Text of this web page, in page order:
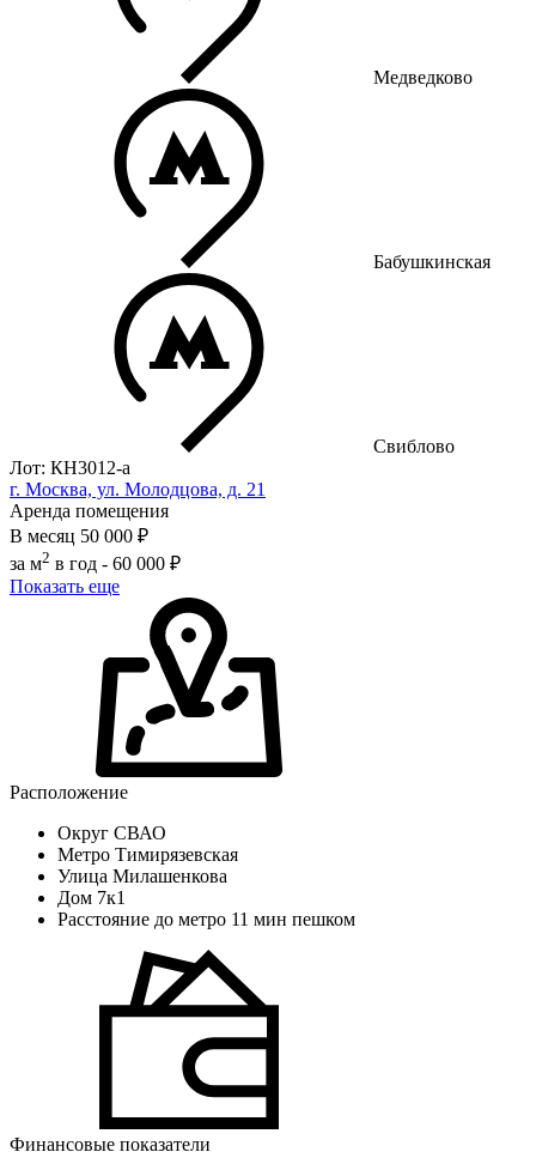
Медведково
Бабушкинская
Свиблово
Лот: КН3012-a
г. Москва, ул. Молодцова, д. 21
Аренда помещения
В месяц 50 000 ₽
за м2 в год - 60 000 ₽
Показать еще
Расположение
Округ СВАО
Метро Тимирязевская
Улица Милашенкова
Дом 7к1
Расстояние до метро 11 мин пешком
Финансовые показатели